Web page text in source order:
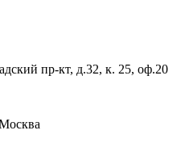
пр-кт, д.32, к. 25, оф.20